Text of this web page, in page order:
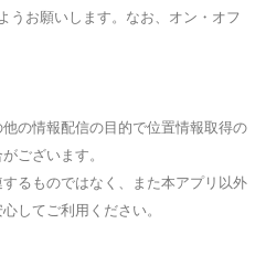
うお願いします。なお、オン・オフ
の情報配信の目的で位置情報取得の
ございます。
るものではなく、また本アプリ以外
してご利用ください。